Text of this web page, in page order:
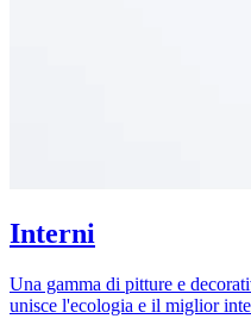
Interni
Una gamma di pitture e
unisce l'ecologia e il miglior